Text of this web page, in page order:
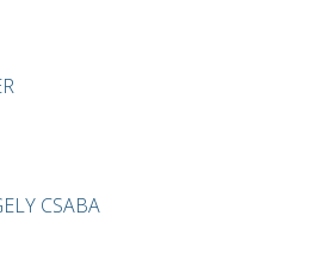
CSABA